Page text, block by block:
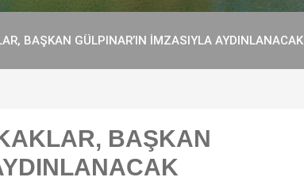
BAŞKAN GÜLPINAR’IN İMZASIYLA AYDINLANACAK
BAŞKAN